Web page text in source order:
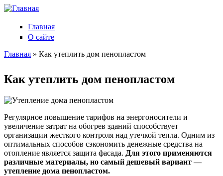
Главная
О сайте
Главная » Как утеплить дом пенопластом
Как утеплить дом пенопластом
Регулярное повышение тарифов на энергоносители и
увеличение затрат на обогрев зданий способствует
организации жесткого контроля над утечкой тепла. Одним из
оптимальных способов сэкономить денежные средства на
отопление является защита фасада. Для этого применяются
различные материалы, но самый дешевый вариант —
утепление дома пенопластом.